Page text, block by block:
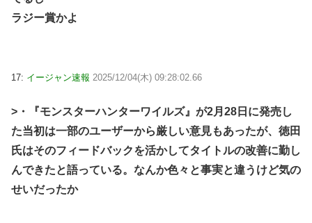
ラジー賞かよ
17: イージャン速報 2025/12/04(木) 09:28:02.66
>・『モンスターハンターワイルズ』が2月28日に発売し
た当初は一部のユーザーから厳しい意見もあったが、徳田
氏はそのフィードバックを活かしてタイトルの改善に勤し
んできたと語っている。なんか色々と事実と違うけど気の
せいだったか